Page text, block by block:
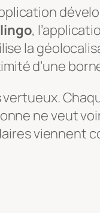
,
la
d’une
ne veut